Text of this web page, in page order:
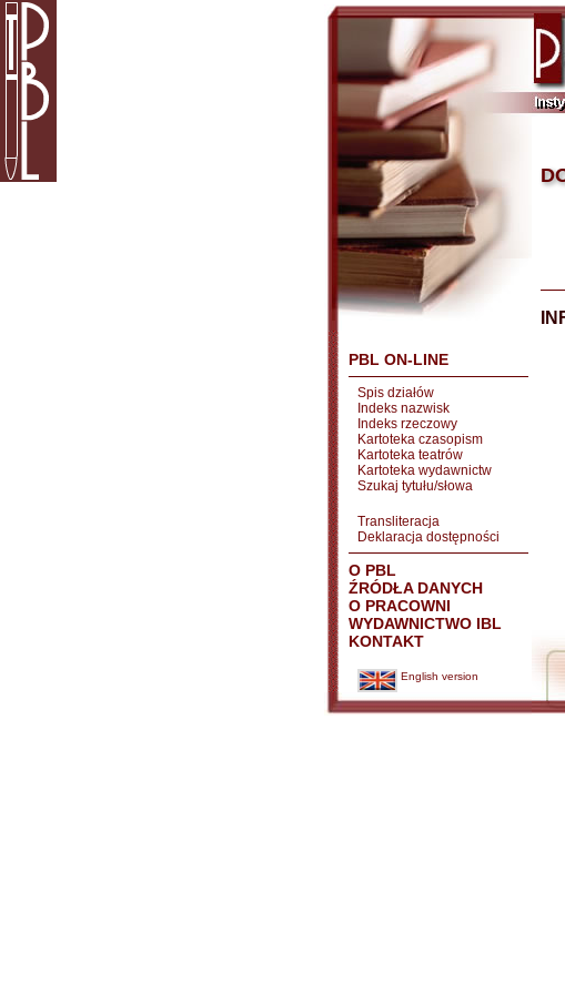
PBL ON-LINE
Spis działów
Indeks nazwisk
Indeks rzeczowy
Kartoteka czasopism
Kartoteka teatrów
Kartoteka wydawnictw
Szukaj tytułu/słowa
Transliteracja
Deklaracja dostępności
O PBL
ŹRÓDŁA DANYCH
O PRACOWNI
WYDAWNICTWO IBL
KONTAKT
English version